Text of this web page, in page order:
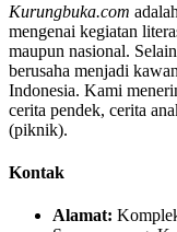
Kurungbuka.com
mengenai kegiatan
maupun nasional.
berusaha menjadi
Indonesia. Kami
cerita pendek, cerita
(piknik).
Kontak
Alamat: